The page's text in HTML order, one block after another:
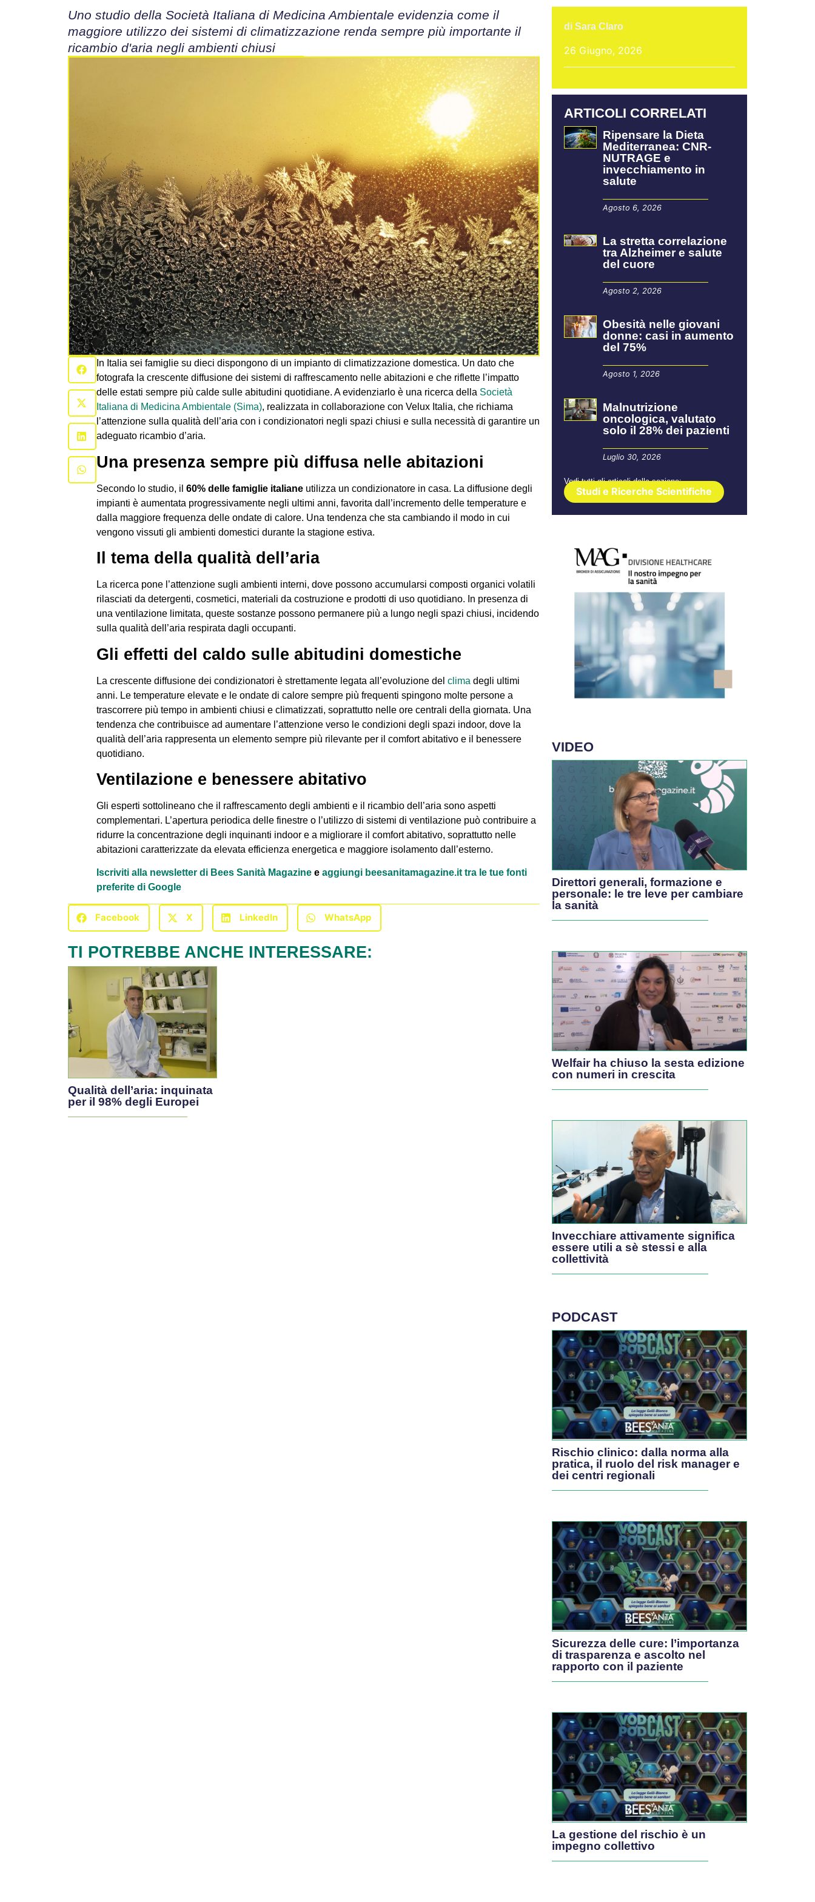
Uno studio della Società Italiana di Medicina Ambientale evidenzia come il
maggiore utilizzo dei sistemi di climatizzazione renda sempre più importante il
ricambio d'aria negli ambienti chiusi
In Italia sei famiglie su dieci dispongono di un impianto di climatizzazione domestica. Un dato che
fotografa la crescente diffusione dei sistemi di raffrescamento nelle abitazioni e che riflette l’impatto
delle estati sempre più calde sulle abitudini quotidiane. A evidenziarlo è una ricerca della Società
Italiana di Medicina Ambientale (Sima), realizzata in collaborazione con Velux Italia, che richiama
l’attenzione sulla qualità dell’aria con i condizionatori negli spazi chiusi e sulla necessità di garantire un
adeguato ricambio d’aria.
Una presenza sempre più diffusa nelle abitazioni
Secondo lo studio, il 60% delle famiglie italianeutilizza un condizionatore in casa. La diffusione degli
impianti è aumentata progressivamente negli ultimi anni, favorita dall’incremento delle temperature e
dalla maggiore frequenza delle ondate di calore. Una tendenza che sta cambiando il modo in cui
vengono vissuti gli ambienti domestici durante la stagione estiva.
Il tema della qualità dell’aria
La ricerca pone l’attenzione sugli ambienti interni, dove possono accumularsi composti organici volatili
rilasciati da detergenti, cosmetici, materiali da costruzione e prodotti di uso quotidiano. In presenza di
una ventilazione limitata, queste sostanze possono permanere più a lungo negli spazi chiusi, incidendo
sulla qualità dell’aria respirata dagli occupanti.
Gli effetti del caldo sulle abitudini domestiche
La crescente diffusione dei condizionatori è strettamente legata all’evoluzione del clima degli ultimi
anni. Le temperature elevate e le ondate di calore sempre più frequenti spingono molte persone a
trascorrere più tempo in ambienti chiusi e climatizzati, soprattutto nelle ore centrali della giornata. Una
tendenza che contribuisce ad aumentare l’attenzione verso le condizioni degli spazi indoor, dove la
qualità dell’aria rappresenta un elemento sempre più rilevante per il comfort abitativo e il benessere
quotidiano.
Ventilazione e benessere abitativo
Gli esperti sottolineano che il raffrescamento degli ambienti e il ricambio dell’aria sono aspetti
complementari. L’apertura periodica delle finestre o l’utilizzo di sistemi di ventilazione può contribuire a
ridurre la concentrazione degli inquinanti indoor e a migliorare il comfort abitativo, soprattutto nelle
abitazioni caratterizzate da elevata efficienza energetica e maggiore isolamento dall’esterno.
Iscriviti alla newsletter di Bees Sanità Magazinee aggiungi beesanitamagazine.it tra le tue fonti
preferite di Google
Facebook X LinkedIn WhatsApp
TI POTREBBE ANCHE INTERESSARE:
Qualità dell’aria: inquinata
per il 98% degli Europei
di Sara Claro
26 Giugno, 2026
ARTICOLI CORRELATI
Ripensare la Dieta
Mediterranea: CNR-
NUTRAGE e
invecchiamento in
salute
Agosto 6, 2026
La stretta correlazione
tra Alzheimer e salute
del cuore
Agosto 2, 2026
Obesità nelle giovani
donne: casi in aumento
del 75%
Agosto 1, 2026
Malnutrizione
oncologica, valutato
solo il 28% dei pazienti
Luglio 30, 2026
Vedi tutti gli articoli della sezione:
Studi e Ricerche Scientifiche
VIDEO
Direttori generali, formazione e
personale: le tre leve per cambiare
la sanità
Welfair ha chiuso la sesta edizione
con numeri in crescita
Invecchiare attivamente significa
essere utili a sè stessi e alla
collettività
PODCAST
Rischio clinico: dalla norma alla
pratica, il ruolo del risk manager e
dei centri regionali
Sicurezza delle cure: l’importanza
di trasparenza e ascolto nel
rapporto con il paziente
La gestione del rischio è un
impegno collettivo